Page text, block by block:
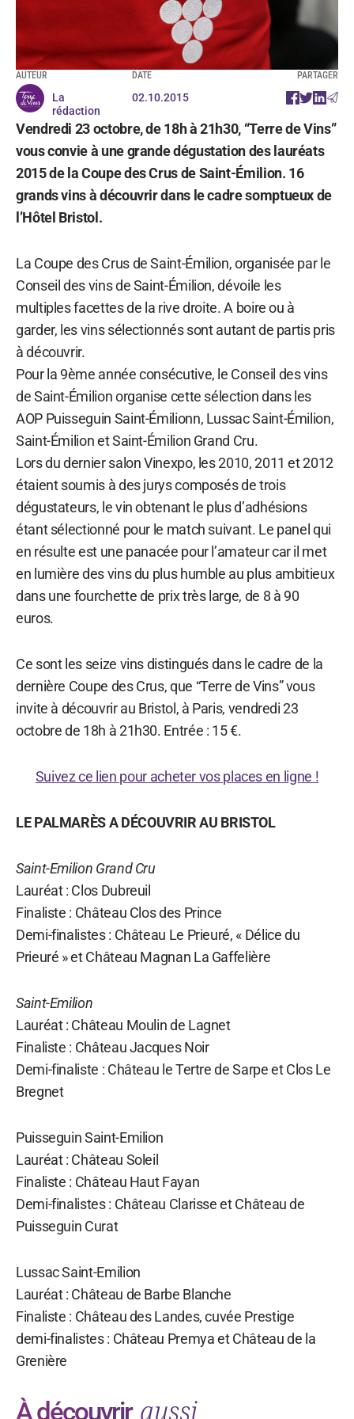
AUTEUR
La
rédaction
DATE
02.10.2015
PARTAGER
Vendredi 23 octobre, de 18h à 21h30, “Terre de Vins”
vous convie à une grande dégustation des lauréats
2015 de la Coupe des Crus de Saint-Émilion. 16
grands vins à découvrir dans le cadre somptueux de
l’Hôtel Bristol.
La Coupe des Crus de Saint-Émilion, organisée par le
Conseil des vins de Saint-Émilion, dévoile les
multiples facettes de la rive droite. A boire ou à
garder, les vins sélectionnés sont autant de partis pris
à découvrir.
Pour la 9ème année consécutive, le Conseil des vins
de Saint-Émilion organise cette sélection dans les
AOP Puisseguin Saint-Émilionn, Lussac Saint-Émilion,
Saint-Émilion et Saint-Émilion Grand Cru.
Lors du dernier salon Vinexpo, les 2010, 2011 et 2012
étaient soumis à des jurys composés de trois
dégustateurs, le vin obtenant le plus d’adhésions
étant sélectionné pour le match suivant. Le panel qui
en résulte est une panacée pour l’amateur car il met
en lumière des vins du plus humble au plus ambitieux
dans une fourchette de prix très large, de 8 à 90
euros.
Ce sont les seize vins distingués dans le cadre de la
dernière Coupe des Crus, que “Terre de Vins” vous
invite à découvrir au Bristol, à Paris, vendredi 23
octobre de 18h à 21h30. Entrée : 15 €.
Suivez ce lien pour acheter vos places en ligne !
LE PALMARÈS A DÉCOUVRIR AU BRISTOL
Saint-Emilion Grand Cru
Lauréat : Clos Dubreuil
Finaliste : Château Clos des Prince
Demi-finalistes : Château Le Prieuré, « Délice du
Prieuré » et Château Magnan La Gaffelière
Saint-Emilion
Lauréat : Château Moulin de Lagnet
Finaliste : Château Jacques Noir
Demi-finaliste : Château le Tertre de Sarpe et Clos Le
Bregnet
Puisseguin Saint-Emilion
Lauréat : Château Soleil
Finaliste : Château Haut Fayan
Demi-finalistes : Château Clarisse et Château de
Puisseguin Curat
Lussac Saint-Emilion
Lauréat : Château de Barbe Blanche
Finaliste : Château des Landes, cuvée Prestige
demi-finalistes : Château Premya et Château de la
Grenière
À découvrir aussi